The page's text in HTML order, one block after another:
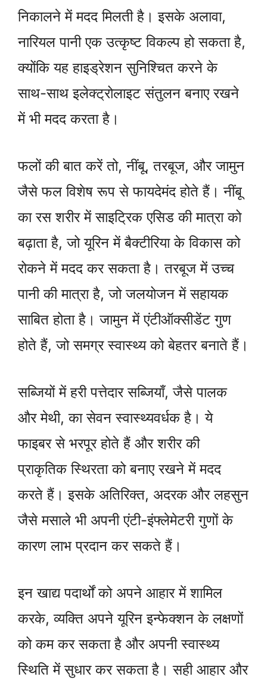
निकालने में मदद मिलती है। इसके अलावा,
नारियल पानी एक उत्कृष्ट विकल्प हो सकता है,
क्योंकि यह हाइड्रेशन सुनिश्चित करने के
साथ-साथ इलेक्ट्रोलाइट संतुलन बनाए रखने
में भी मदद करता है।
फलों की बात करें तो, नींबू, तरबूज, और जामुन
जैसे फल विशेष रूप से फायदेमंद होते हैं। नींबू
का रस शरीर में साइट्रिक एसिड की मात्रा को
बढ़ाता है, जो यूरिन में बैक्टीरिया के विकास को
रोकने में मदद कर सकता है। तरबूज में उच्च
पानी की मात्रा है, जो जलयोजन में सहायक
साबित होता है। जामुन में एंटीऑक्सीडेंट गुण
होते हैं, जो समग्र स्वास्थ्य को बेहतर बनाते हैं।
सब्जियों में हरी पत्तेदार सब्जियाँ, जैसे पालक
और मेथी, का सेवन स्वास्थ्यवर्धक है। ये
फाइबर से भरपूर होते हैं और शरीर की
प्राकृतिक स्थिरता को बनाए रखने में मदद
करते हैं। इसके अतिरिक्त, अदरक और लहसुन
जैसे मसाले भी अपनी एंटी-इंफ्लेमेटरी गुणों के
कारण लाभ प्रदान कर सकते हैं।
इन खाद्य पदार्थों को अपने आहार में शामिल
करके, व्यक्ति अपने यूरिन इन्फेक्शन के लक्षणों
को कम कर सकता है और अपनी स्वास्थ्य
स्थिति में सुधार कर सकता है। सही आहार और